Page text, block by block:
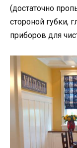
(достаточно
стороной губки,
приборов для